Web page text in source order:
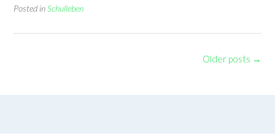
Posted inSchulleben
Older posts →